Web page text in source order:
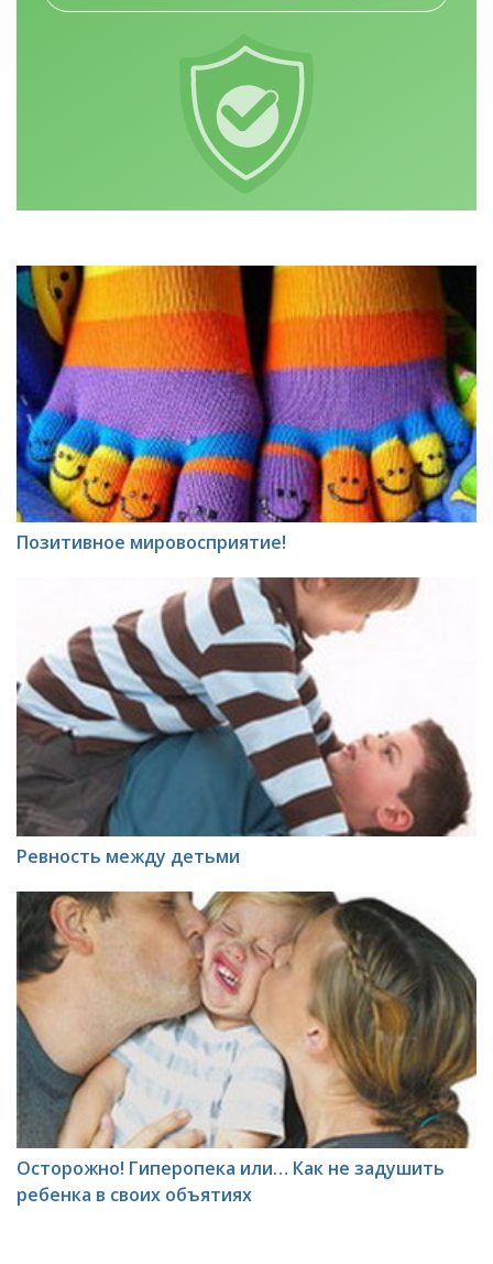
Позитивное мировосприятие!
Ревность между детьми
Осторожно! Гиперопека или… Как не задушить
ребенка в своих объятиях